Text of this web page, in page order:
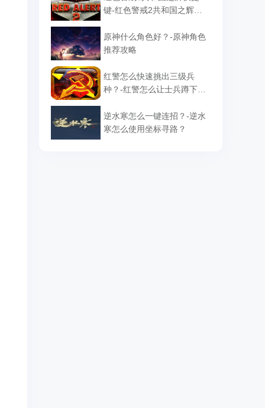
键-红色警戒2共和国之辉快
原神什么角色好？-原神角色
推荐攻略
红警怎么快速挑出三级兵
种？-红警怎么让士兵蹲下攻
逆水寒怎么一键连招？-逆水
寒怎么使用坐标寻路？